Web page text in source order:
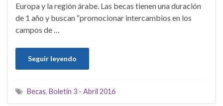
Europa y la región árabe. Las becas tienen una duración
de 1 año y buscan “promocionar intercambios en los
campos de …
Seguir leyendo
Becas, Boletín 3 - Abril 2016